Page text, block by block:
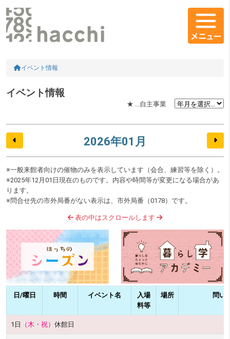
コンテンツエリア
HOME
イベント情報
イベント情報
★ ...自主事業
2026年01月
※一般来館者向けの催物のみを表示しています（会合、練習等を除く）。
※2025年12月01日現在のものです。内容や時間等が変更になる場合があ
ります。
※問合せ先の市外局番がない表示は、市外局番（0178）です。
表の中はスクロールします
日/曜日 時間 イベント名
入場
料等
場所 問い
1日 （木・祝） 休館日